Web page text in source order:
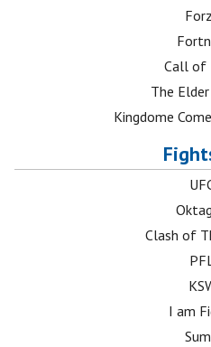
Call of
The
Kingdome
Clash of
I am